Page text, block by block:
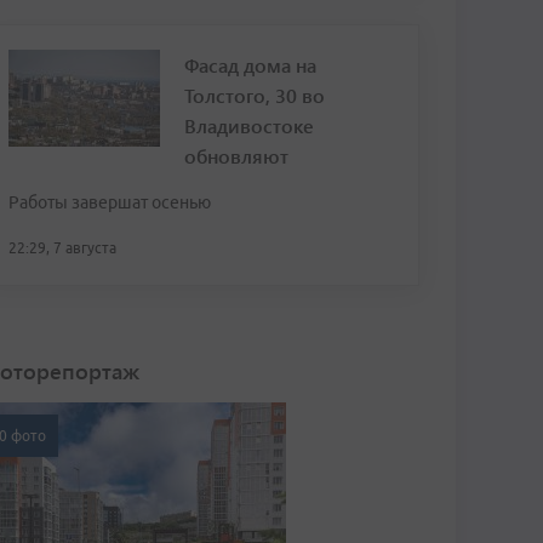
Фасад дома на
Толстого, 30 во
Владивостоке
обновляют
Работы завершат осенью
22:29, 7 августа
фото